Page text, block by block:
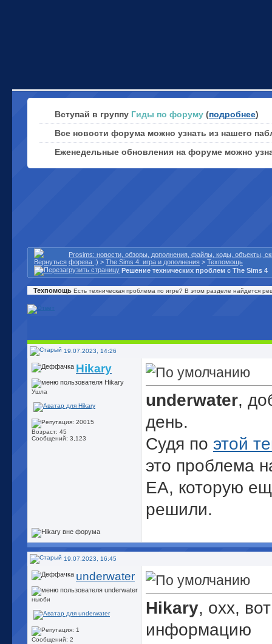
Вступай в группу Гиды по форуму (подробнее)
Все новости форума можно узнать из нашего
Еженедельные обновления на форуме можно
Prosims: новости, обзоры, дополнения, файлы, коды, объекты,
форева ;) > The Sims 4: игра и дополнения > Техпомощь
Решение технических проблем с The Sims 4
Техпомощь Есть техническая проблема по игре? В этом разделе найдется
19.07.2023, 14:26
Hikary
Ушла
Возраст: 45
Сообщений: 3,123
underwater,
день.
Судя по этой
это проблема
EA, которую
решили.
19.07.2023, 16:45
underwater
ньюби
Сообщений: 2
Hikary, охх,
информацию